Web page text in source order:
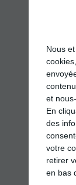
Nous
et
En
des
votre
retirer
en bas